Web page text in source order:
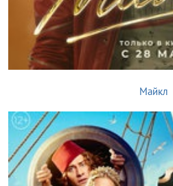
Майкл